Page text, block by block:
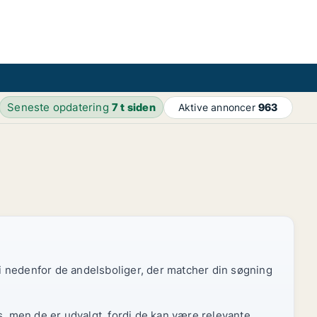
Seneste opdatering7 t siden Aktive annoncer963
de andelsboliger, der matcher din søgning